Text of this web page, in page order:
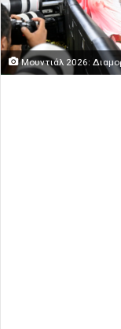
Μουντιάλ 2026: